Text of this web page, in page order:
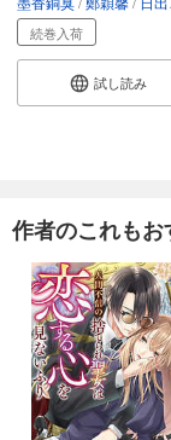
続巻入荷
試し読み
作者のこれもお